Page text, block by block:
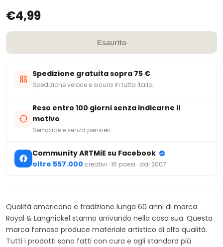
€4,99
Esaurito
Spedizione gratuita sopra 75 €
Spedizione veloce e sicura in tutta Italia.
Reso entro 100 giorni senza indicarne il
motivo
Semplice e senza pensieri
Community ARTMiE su Facebook
oltre 557.000 creativi · 16 paesi · dal 2007
Qualità americana e tradizione lunga 60 anni di marca
Royal & Langnickel stanno arrivando nella casa sua. Questa
marca famosa produce materiale artistico di alta qualità.
Tutti i prodotti sono fatti con cura e agli standard più